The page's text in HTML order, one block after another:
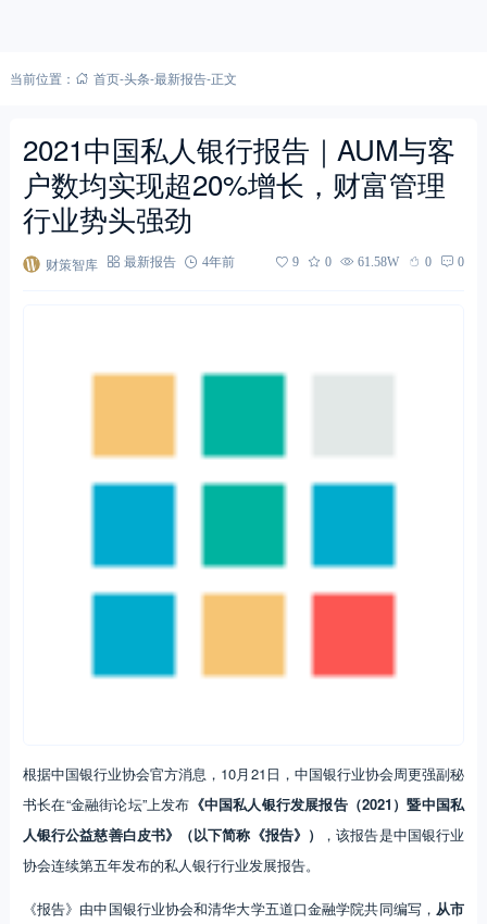
当前位置： 首页-头条-最新报告-正文
2021中国私人银行报告｜AUM与客
户数均实现超20%增长，财富管理
行业势头强劲
财策智库 最新报告 4年前 9 0 61.58W 0 0
根据中国银行业协会官方消息，10月21日，中国银行业协会周更强副秘
书长在“金融街论坛”上发布 《中国私人银行发展报告（2021）暨中国私
人银行公益慈善白皮书》（以下简称《报告》）
，该报告是中国银行业
协会连续第五年发布的私人银行行业发展报告。
《报告》由中国银行业协会和清华大学五道口金融学院共同编写， 从市